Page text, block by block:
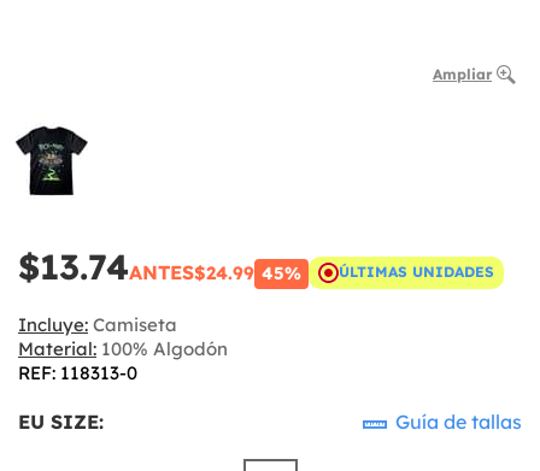
Ampliar
$13.74ANTES$24.99 45% ÚLTIMAS UNIDADES
Incluye: Camiseta
Material: 100% Algodón
REF: 118313-0
EU SIZE: Guía de tallas